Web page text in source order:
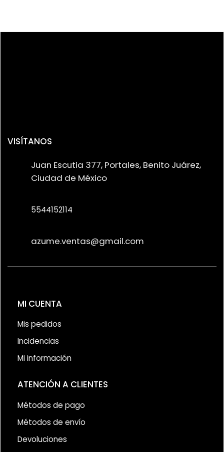
VISÍTANOS
Juan Escutia 377, Portales, Benito Juárez,
Ciudad de México
5544152114
azume.ventas@gmail.com
MI CUENTA
Mis pedidos
Incidencias
Mi información
ATENCIÓN A CLIENTES
Métodos de pago
Métodos de envío
Devoluciones